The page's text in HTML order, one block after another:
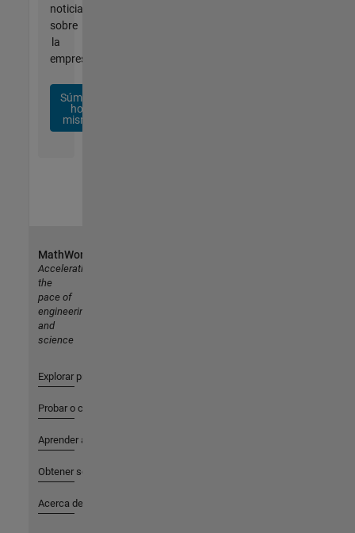
noticias
sobre
la
empresa.
Súmese
hoy
mismo
MathWorks
Accelerating
the
pace of
engineering
and
science
Explorar productos
Probar o comprar
Aprender a utilizar
Obtener soporte
Acerca de MathWorks